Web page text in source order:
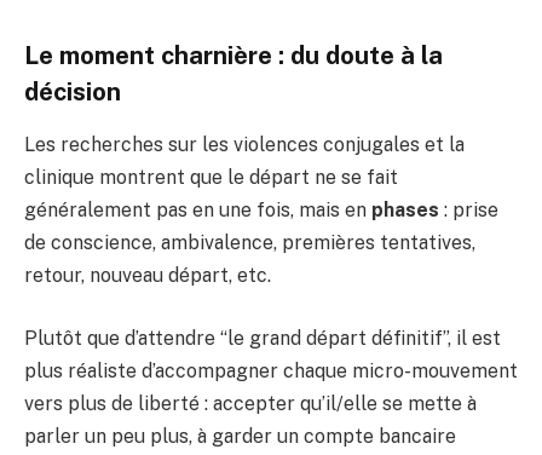
Le moment charnière : du doute à la
décision
Les recherches sur les violences conjugales et la
clinique montrent que le départ ne se fait
généralement pas en une fois, mais en phases : prise
de conscience, ambivalence, premières tentatives,
retour, nouveau départ, etc.
Plutôt que d’attendre “le grand départ définitif”, il est
plus réaliste d’accompagner chaque micro-mouvement
vers plus de liberté : accepter qu’il/elle se mette à
parler un peu plus, à garder un compte bancaire